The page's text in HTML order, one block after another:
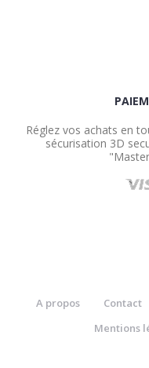
Réglez vos achats en
sécurisation 3D
A propos Contact
Mentions